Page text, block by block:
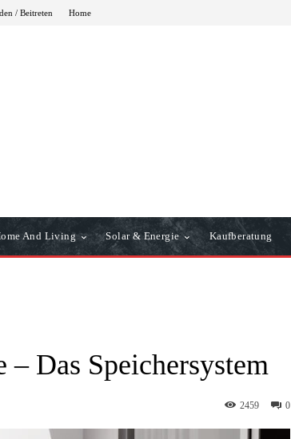
/ Beitreten Home
And Living Solar & Energie Kaufberatung
Das Speichersystem
0
2459